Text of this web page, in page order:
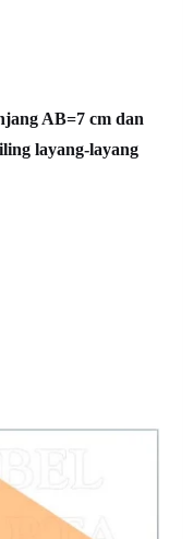
AB=7 cm dan
layang-layang